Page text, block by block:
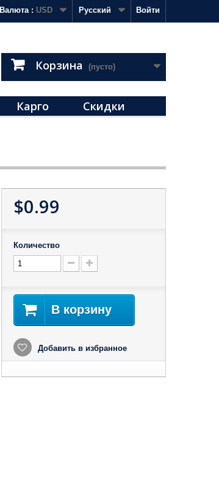
Войти
Русский
Валюта : USD
Корзина (пусто)
Карго Скидки
$0.99
Количество
В корзину
Добавить в избранное